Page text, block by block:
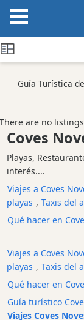
Atraccion
Empresa
Tour
Excursione
acuático
Restaurante
Excursion
barco
Café
y
Bar
Alimentos
Guía Turística
There are no
Coves
Playas,
interés....
Viajes a Coves
playas , Taxis del
Qué hacer en
Viajes a Coves
playas , Taxis del
Qué hacer en
Guía turístico
Viajes Coves